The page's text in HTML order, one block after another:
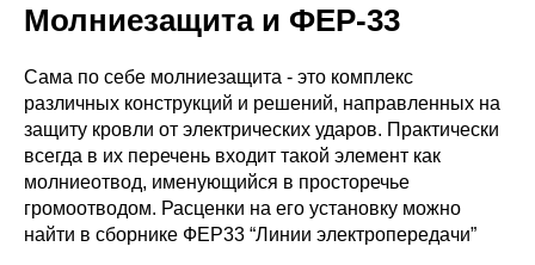
Молниезащита и ФЕР-33
Сама по себе молниезащита - это комплекс
различных конструкций и решений, направленных на
защиту кровли от электрических ударов. Практически
всегда в их перечень входит такой элемент как
молниеотвод, именующийся в просторечье
громоотводом. Расценки на его установку можно
найти в сборнике ФЕР33 “Линии электропередачи”